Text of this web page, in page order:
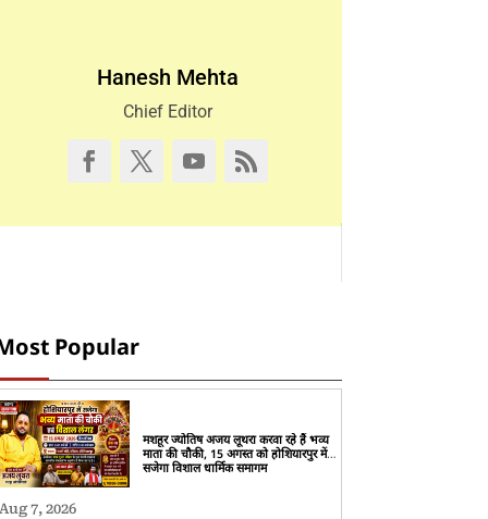
Hanesh Mehta
Chief Editor
Popular
मशहूर ज्योतिष अजय लूथरा करवा रहे हैं भव्य
माता की चौकी, 15 अगस्त को होशियारपुर में
सजेगा विशाल धार्मिक समागम
Aug 7, 2026